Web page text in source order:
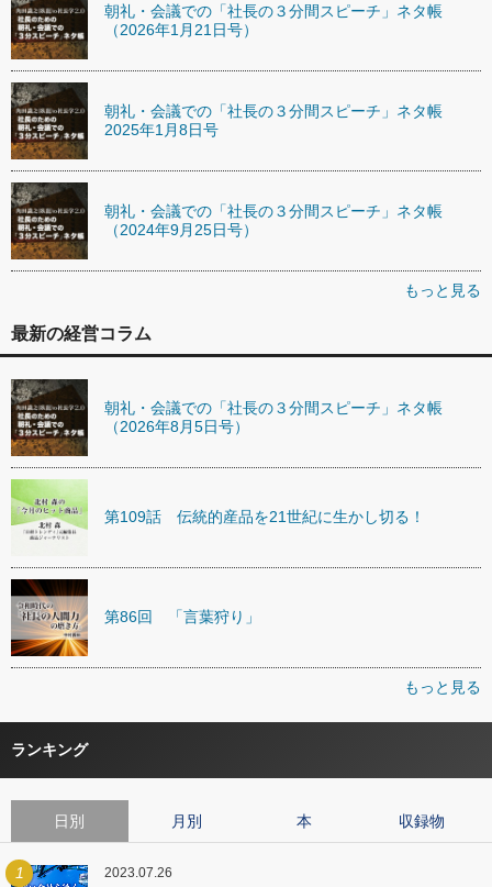
朝礼・会議での「社長の３分間スピーチ」ネタ帳
（2026年1月21日号）
朝礼・会議での「社長の３分間スピーチ」ネタ帳
2025年1月8日号
朝礼・会議での「社長の３分間スピーチ」ネタ帳
（2024年9月25日号）
もっと見る
最新の経営コラム
朝礼・会議での「社長の３分間スピーチ」ネタ帳
（2026年8月5日号）
第109話 伝統的産品を21世紀に生かし切る！
第86回 「言葉狩り」
もっと見る
ランキング
日別 月別 本 収録物
1 2023.07.26